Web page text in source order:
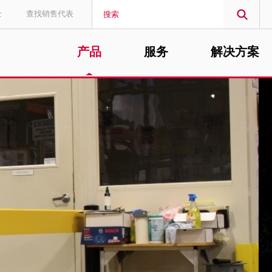
MIDDLE EAST/AFRICA
English
查找销售代表
产品 服务 解决方案